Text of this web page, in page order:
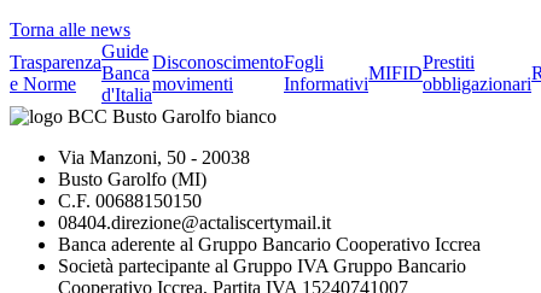
Torna alle news
Trasparenza
e Norme
Guide
Banca
d'Italia
Disconoscimento
movimenti
Fogli
Informativi
MIFID
Prestiti
obbligazionari
Via Manzoni, 50 - 20038
Busto Garolfo (MI)
C.F. 00688150150
08404.direzione@actaliscertymail.it
Banca aderente al Gruppo Bancario Cooperativo Iccrea
Società partecipante al Gruppo IVA Gruppo Bancario
Cooperativo Iccrea, Partita IVA 15240741007